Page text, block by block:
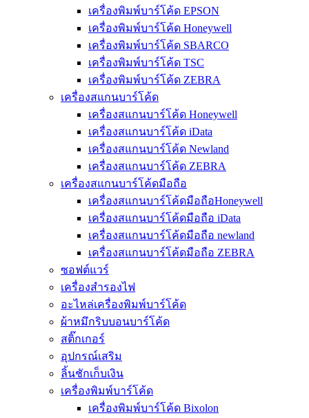
เครื่องพิมพ์บาร์โค้ด EPSON
เครื่องพิมพ์บาร์โค้ด Honeywell
เครื่องพิมพ์บาร์โค้ด SBARCO
เครื่องพิมพ์บาร์โค้ด TSC
เครื่องพิมพ์บาร์โค้ด ZEBRA
เครื่องสแกนบาร์โค้ด
เครื่องสแกนบาร์โค้ด Honeywell
เครื่องสแกนบาร์โค้ด iData
เครื่องสแกนบาร์โค้ด Newland
เครื่องสแกนบาร์โค้ด ZEBRA
เครื่องสแกนบาร์โค้ดมือถือ
เครื่องสแกนบาร์โค้ดมือถือHoneywell
เครื่องสแกนบาร์โค้ดมือถือ iData
เครื่องสแกนบาร์โค้ดมือถือ newland
เครื่องสแกนบาร์โค้ดมือถือ ZEBRA
ซอฟต์แวร์
เครื่องสำรองไฟ
อะไหล่เครื่องพิมพ์บาร์โค้ด
ผ้าหมึกริบบอนบาร์โค้ด
สติ๊กเกอร์
อุปกรณ์เสริม
ลิ้นชักเก็บเงิน
เครื่องพิมพ์บาร์โค้ด
เครื่องพิมพ์บาร์โค้ด Bixolon